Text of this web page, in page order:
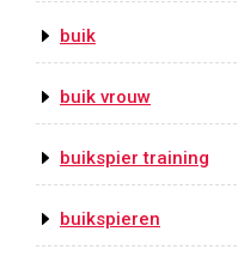
buik
buik vrouw
buikspier training
buikspieren